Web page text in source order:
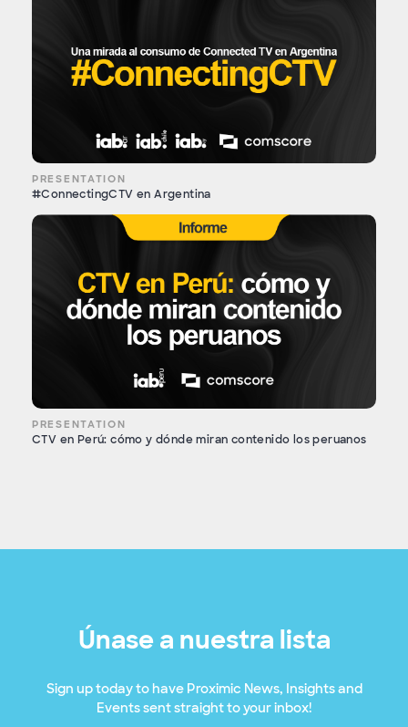
PRESENTATION
#ConnectingCTV en Argentina
PRESENTATION
CTV en Perú: cómo y dónde miran contenido los peruanos
Únase a nuestra lista
Sign up today to have Proximic News, Insights and
Events sent straight to your inbox!